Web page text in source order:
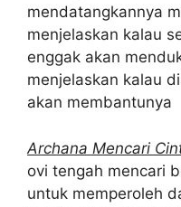
mendatangkannya
menjelaskan kalau
enggak akan
menjelaskan kalau
akan membantunya
Archana Mencari
ovi tengah mencari
untuk memperoleh